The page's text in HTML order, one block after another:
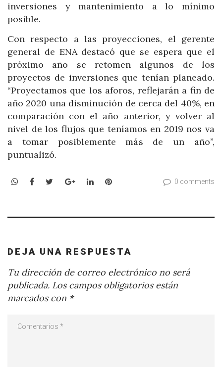
inversiones y mantenimiento a lo mínimo
posible.
Con respecto a las proyecciones, el gerente
general de ENA destacó que se espera que el
próximo año se retomen algunos de los
proyectos de inversiones que tenían planeado.
“Proyectamos que los aforos, reflejarán a fin de
año 2020 una disminución de cerca del 40%, en
comparación con el año anterior, y volver al
nivel de los flujos que teníamos en 2019 nos va
a tomar posiblemente más de un año”,
puntualizó.
WhatsApp
Facebook
TwitterGoogle+LinkedInPinterest 0 comments
DEJA UNA RESPUESTA
Tu dirección de correo electrónico no será
publicada. Los campos obligatorios están
marcados con *